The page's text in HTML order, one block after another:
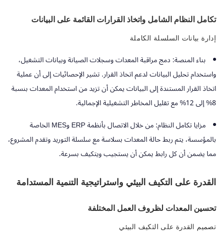
تكامل النظام الشامل واتخاذ القرارات القائمة على البيانات
إدارة بيانات السلسلة الكاملة
بناء المنصة: دمج مراقبة المعدات وسجلات الصيانة وبيانات التشغيل،
واستخدام تحليل البيانات لدعم اتخاذ القرار. تشير الإحصائيات إلى أن عملية
اتخاذ القرار المستندة إلى البيانات يمكن أن تزيد من استخدام المعدات بنسبة
8% إلى 12% مع تقليل المخاطر التشغيلية الإجمالية.
مزايا تكامل النظام:
من خلال الاتصال بأنظمة ERP وMES الخاصة
بالمؤسسة، يتم ربط حالة المعدات بسلاسة مع سلسلة التوريد وتقدم المشروع،
مما يضمن أن كل رابط يمكن أن يستجيب ويتكيف بسرعة.
القدرة على التكيف البيئي واستراتيجية التنمية المستدامة
تحسين المعدات لظروف العمل المختلفة
تصميم القدرة على التكيف البيئي